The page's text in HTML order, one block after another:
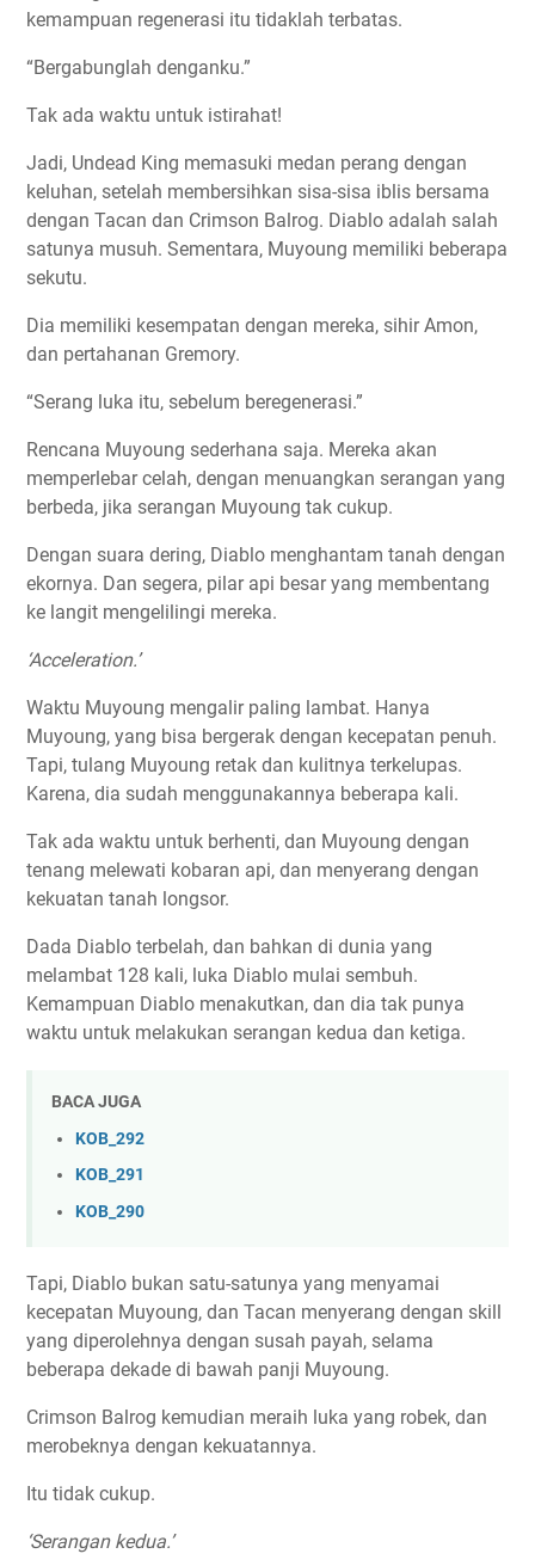
kemampuan regenerasi itu tidaklah terbatas.
“Bergabunglah denganku.”
Tak ada waktu untuk istirahat!
Jadi, Undead King memasuki medan perang dengan
keluhan, setelah membersihkan sisa-sisa iblis bersama
dengan Tacan dan Crimson Balrog. Diablo adalah salah
satunya musuh. Sementara, Muyoung memiliki beberapa
sekutu.
Dia memiliki kesempatan dengan mereka, sihir Amon,
dan pertahanan Gremory.
“Serang luka itu, sebelum beregenerasi.”
Rencana Muyoung sederhana saja. Mereka akan
memperlebar celah, dengan menuangkan serangan yang
berbeda, jika serangan Muyoung tak cukup.
Dengan suara dering, Diablo menghantam tanah dengan
ekornya. Dan segera, pilar api besar yang membentang
ke langit mengelilingi mereka.
‘Acceleration.’
Waktu Muyoung mengalir paling lambat. Hanya
Muyoung, yang bisa bergerak dengan kecepatan penuh.
Tapi, tulang Muyoung retak dan kulitnya terkelupas.
Karena, dia sudah menggunakannya beberapa kali.
Tak ada waktu untuk berhenti, dan Muyoung dengan
tenang melewati kobaran api, dan menyerang dengan
kekuatan tanah longsor.
Dada Diablo terbelah, dan bahkan di dunia yang
melambat 128 kali, luka Diablo mulai sembuh.
Kemampuan Diablo menakutkan, dan dia tak punya
waktu untuk melakukan serangan kedua dan ketiga.
BACA JUGA
KOB_292
KOB_291
KOB_290
Tapi, Diablo bukan satu-satunya yang menyamai
kecepatan Muyoung, dan Tacan menyerang dengan skill
yang diperolehnya dengan susah payah, selama
beberapa dekade di bawah panji Muyoung.
Crimson Balrog kemudian meraih luka yang robek, dan
merobeknya dengan kekuatannya.
Itu tidak cukup.
‘Serangan kedua.’